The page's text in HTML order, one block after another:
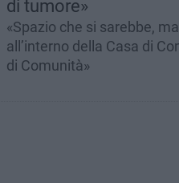
di tumore»
«Spazio che si sarebbe,
all’interno della Casa di
di Comunità»